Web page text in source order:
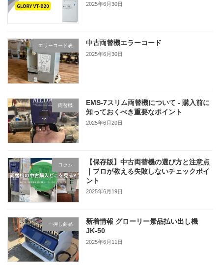
2025年6月30日
エラーコード表 中古両替機エラーコード
2025年6月30日
両替機
EMS-7スリム両替機について - 購入前に
知っておくべき重要なポイント
2025年6月20日
コラム
【保存版】中古両替機の選び方と注意点
｜プロが教える失敗しないチェックポイ
ント
2025年6月19日
一押し商品
新着情報 グローリー景品払い出し機
JK-50
2025年6月11日